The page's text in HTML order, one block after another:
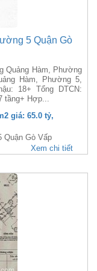
5 Quận Gò
Quảng Hàm, Phường
Hàm, Phường 5,
18+ Tổng DTCN:
tầng+ Hợp...
giá: 65.0 tỷ,
Quận Gò Vấp
Xem chi tiết